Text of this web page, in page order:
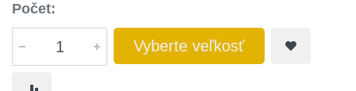
Počet:
Vyberte veľkosť